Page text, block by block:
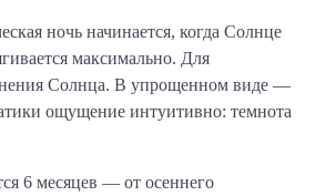
ночь начинается, когда Солнце
максимально. Для
Солнца. В упрощенном виде —
ощущение интуитивно: темнота
6 месяцев — от осеннего